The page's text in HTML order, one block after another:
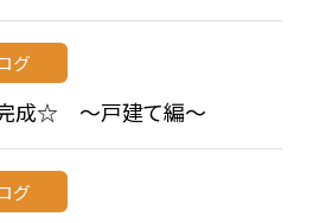
グ
完成☆ ～戸建て編～
グ